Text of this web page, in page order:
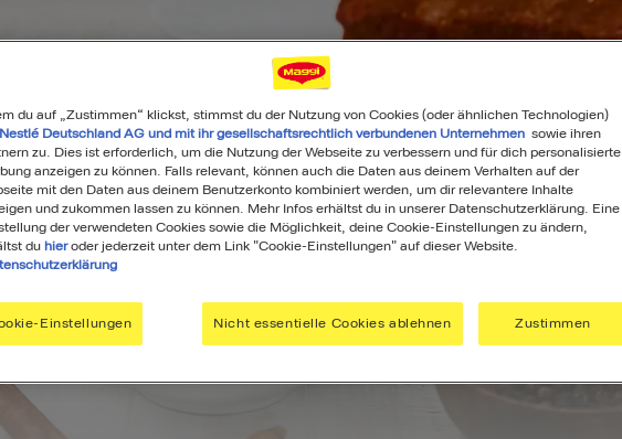
du auf „Zustimmen“ klickst, stimmst du der Nutzung von Cookies (oder ähnlichen Technologien)
Nestlé Deutschland AG und mit ihr gesellschaftsrechtlich verbundenen Unternehmen sowie ihren
zu. Dies ist erforderlich, um die Nutzung der Webseite zu verbessern und für dich personalisierte
anzeigen zu können. Falls relevant, können auch die Daten aus deinem Verhalten auf der
mit den Daten aus deinem Benutzerkonto kombiniert werden, um dir relevantere Inhalte
und zukommen lassen zu können. Mehr Infos erhältst du in unserer Datenschutzerklärung. Eine
der verwendeten Cookies sowie die Möglichkeit, deine Cookie-Einstellungen zu ändern,
du hieroder jederzeit unter dem Link "Cookie-Einstellungen" auf dieser Website.
Einstellungen Nicht essentielle Cookies ablehnen Zustimmen